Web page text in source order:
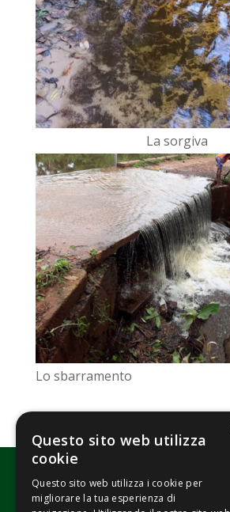
La sorgiva
Lo sbarramento
Questo sito web utilizza
cookie
Questo sito web utilizza i cookie per
migliorare la tua esperienza di